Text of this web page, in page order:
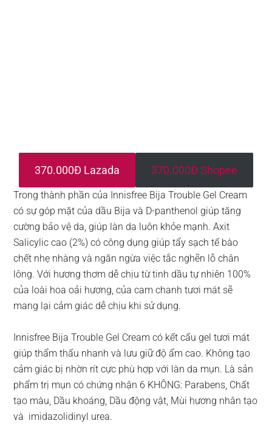
370.000Đ Lazada 370.000Đ Shopee
Trong thành phần của Innisfree Bija Trouble Gel Cream
có sự góp mặt của dầu Bija và D-panthenol giúp tăng
cường bảo vệ da, giúp làn da luôn khỏe mạnh. Axit
Salicylic cao (2%) có công dụng giúp tẩy sạch tế bào
chết nhẹ nhàng và ngăn ngừa việc tắc nghẽn lỗ chân
lông. Với hương thơm dễ chịu từ tinh dầu tự nhiên 100%
của loài hoa oải hương, của cam chanh tươi mát sẽ
mang lại cảm giác dễ chịu khi sử dụng.
Innisfree Bija Trouble Gel Cream có kết cấu gel tươi mát
giúp thẩm thấu nhanh và lưu giữ độ ẩm cao. Không tạo
cảm giác bị nhờn rít cực phù hợp với làn da mụn. Là sản
phẩm trị mụn có chứng nhận 6 KHÔNG: Parabens, Chất
tạo màu, Dầu khoáng, Dầu động vật, Mùi hương nhân tạo
và imidazolidinyl urea.